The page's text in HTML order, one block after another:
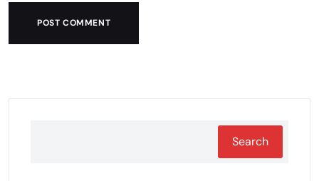
POST COMMENT
Search